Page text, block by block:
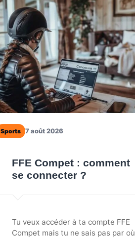
Sports 7 août 2026
FFE Compet : comment
se connecter ?
Tu veux accéder à ta compte FFE
Compet mais tu ne sais pas par où